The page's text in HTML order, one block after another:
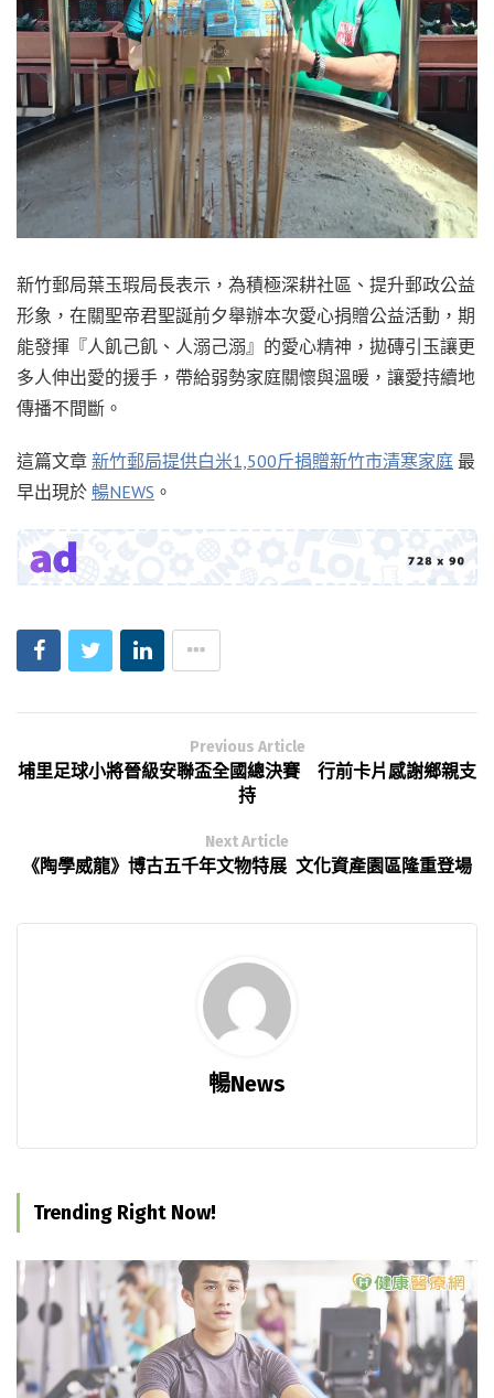
新竹郵局葉玉瑕局長表示，為積極深耕社區、提升郵政公益
形象，在關聖帝君聖誕前夕舉辦本次愛心捐贈公益活動，期
能發揮『人飢己飢、人溺己溺』的愛心精神，拋磚引玉讓更
多人伸出愛的援手，帶給弱勢家庭關懷與溫暖，讓愛持續地
傳播不間斷。
這篇文章 新竹郵局提供白米1,500斤捐贈新竹市清寒家庭 最
早出現於 暢NEWS 。
Previous Article
埔里足球小將晉級安聯盃全國總決賽 行前卡片感謝鄉親支
持
Next Article
《陶學威龍》博古五千年文物特展 文化資產園區隆重登場
暢News
Trending Right Now!